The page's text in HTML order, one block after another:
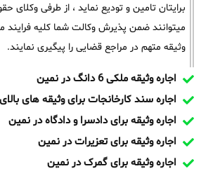
برایتان تامین و تودیع نماید ، از طرفی وکلای
میتوانند ضمن پذیرش وکالت شما کلیه فرایند
وثیقه متهم در مراجع قضایی را پیگیری نمایند.
اجاره وثیقه ملکی 6 دانگ در نمین
اجاره سند کارخانجات برای وثیقه های بالای 1000 میلیارد در
اجاره وثیقه برای دادسرا و دادگاه در نمین
اجاره وثیقه برای تعزیرات در نمین
اجاره وثیقه برای گمرک در نمین